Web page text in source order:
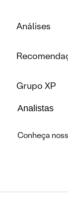
Análises
Grupo XP
Analistas
Conheça